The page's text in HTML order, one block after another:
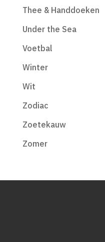
Thee & Handdoeken
Under the Sea
Voetbal
Winter
Wit
Zodiac
Zoetekauw
Zomer